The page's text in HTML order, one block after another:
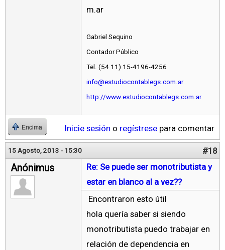
m.ar
Gabriel Sequino
Contador Público
Tel. (54 11) 15-4196-4256
info@estudiocontablegs.com.ar
http://www.estudiocontablegs.com.ar
Encima Inicie sesión o regístrese para comentar
15 Agosto, 2013 - 15:30 #18
Anónimus
Re: Se puede ser monotributista y
estar en blanco al a vez??
Encontraron esto útil
hola quería saber si siendo
monotributista puedo trabajar en
relación de dependencia en